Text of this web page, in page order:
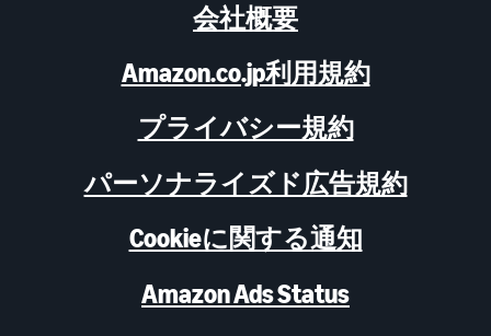
会社概要
Amazon.co.jp利用規約
プライバシー規約
パーソナライズド広告規約
Cookieに関する通知
Amazon Ads Status